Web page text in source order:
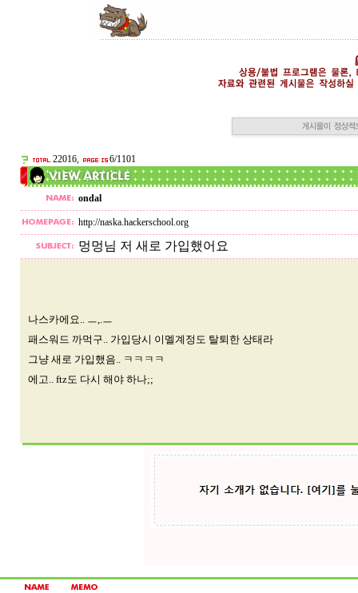
22016, 6/1101
ondal
http://naska.hackerschool.org
멍멍님 저 새로 가입했어요
나스카에요.. ㅡ,.ㅡ
패스워드 까먹구.. 가입당시 이멜계정도 탈퇴한 상태라
그냥 새로 가입했음.. ㅋㅋㅋㅋ
에고.. ftz도 다시 해야 하나;;